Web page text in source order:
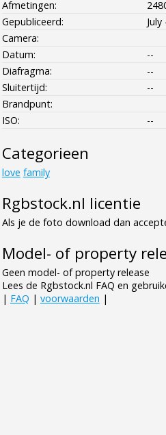
Afmetingen:
Gepubliceerd:
Camera:
Datum:
--
Diafragma:
--
Sluitertijd:
--
Brandpunt:
ISO:
--
Categorieen
love family
Rgbstock.nl licentie
Als je de foto download dan
Model- of property
Geen model- of property release
Lees de Rgbstock.nl FAQ en
| FAQ | voorwaarden |